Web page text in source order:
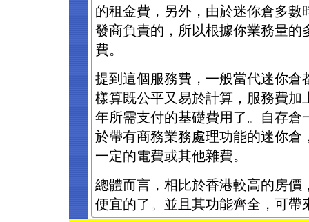
的租金費，另外，由於迷你倉多
發商負責的，所以根據你業務量的
費。
提到這個服務費，一般當代迷你倉
樣算既公平又易於計算，服務費加
年所需支付的基礎費用了。自存倉
於帶有商務業務處理功能的迷你倉
一定的電費或其他雜費。
總體而言，相比於香港較高的房價
便宜的了。並且其功能齊全，可帶